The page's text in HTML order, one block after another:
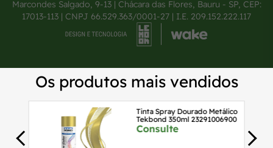
Marcondes Salgado, 9-13 | Chácara das Flores, Bauru - SP, CEP:
17013-113 | CNPJ 66.529.363/0001-27 | I.E. 209.152.222.117